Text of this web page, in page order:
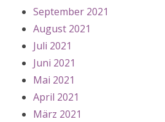
September 2021
August 2021
Juli 2021
Juni 2021
Mai 2021
April 2021
März 2021